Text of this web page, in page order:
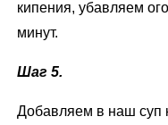
кипения, убавляем
минут.
Шаг 5.
Добавляем в наш суп